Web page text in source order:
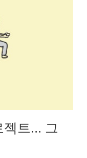
트... 그